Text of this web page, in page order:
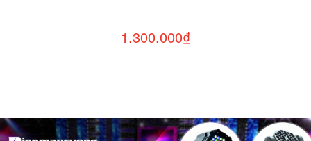
1.300.000₫